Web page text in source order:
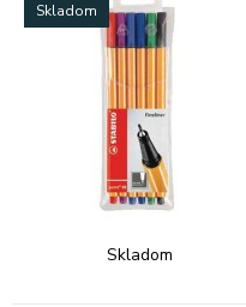
Skladom
Skladom